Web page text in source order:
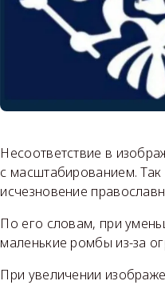
Несоответствие в
с масштабированием.
исчезновение
По его словам, при
маленькие ромбы из-за
При увеличении